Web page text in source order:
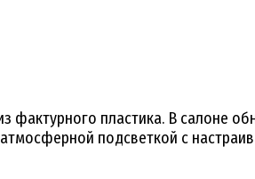
фактурного пластика. В салоне
подсветкой с